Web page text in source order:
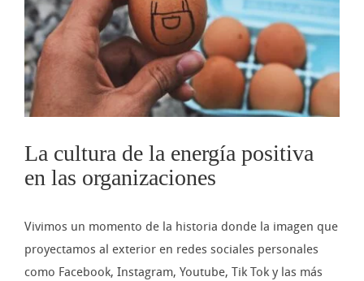
La cultura de la energía positiva
en las organizaciones
Vivimos un momento de la historia donde la imagen que
proyectamos al exterior en redes sociales personales
como Facebook, Instagram, Youtube, Tik Tok y las más